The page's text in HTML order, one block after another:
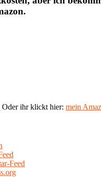
Oder ihr klickt hier: mein
Feed